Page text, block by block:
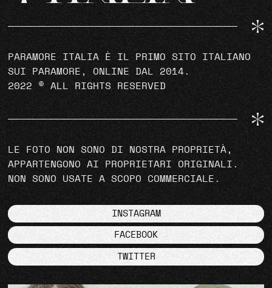
PARAMORE ITALIA È IL PRIMO SITO ITALIANO
SUI PARAMORE, ONLINE DAL 2014.
2022 © ALL RIGHTS RESERVED
LE FOTO NON SONO DI NOSTRA PROPRIETÀ,
APPARTENGONO AI PROPRIETARI ORIGINALI.
NON SONO USATE A SCOPO COMMERCIALE.
INSTAGRAM
FACEBOOK
TWITTER